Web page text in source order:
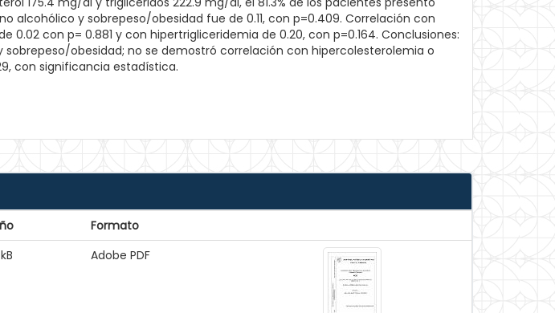
alcohólico y sobrepeso/obesidad fue de 0.11, con p=0.409. Correlación con
con p= 0.881 y con hipertrigliceridemia de 0.20, con p=0.164. Conclusiones:
obesidad; no se demostró correlación con hipercolesterolemia o
con significancia estadística.
Formato
Adobe PDF